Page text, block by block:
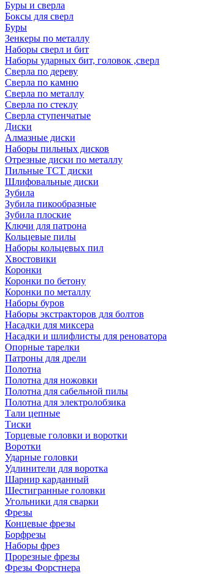
Буры и сверла
Боксы для сверл
Буры
Зенкеры по металлу
Наборы сверл и бит
Наборы ударных бит, головок ,сверл
Сверла по дереву
Сверла по камню
Сверла по металлу
Сверла по стеклу
Сверла ступенчатые
Диски
Алмазные диски
Наборы пильных дисков
Отрезные диски по металлу
Пильные TCT диски
Шлифовальные диски
Зубила
Зубила пикообразные
Зубила плоские
Ключи для патрона
Кольцевые пилы
Наборы кольцевых пил
Хвостовики
Коронки
Коронки по бетону
Коронки по металлу
Наборы буров
Наборы экстракторов для болтов
Насадки для миксера
Насадки и шлифлисты для реноватора
Опорные тарелки
Патроны для дрели
Полотна
Полотна для ножовки
Полотна для сабельной пилы
Полотна для электролобзика
Тали цепные
Тиски
Торцевые головки и воротки
Воротки
Ударные головки
Удлинители для воротка
Шарнир карданный
Шестигранные головки
Угольники для сварки
Фрезы
Концевые фрезы
Борфрезы
Наборы фрез
Прорезные фрезы
Фрезы Форстнера